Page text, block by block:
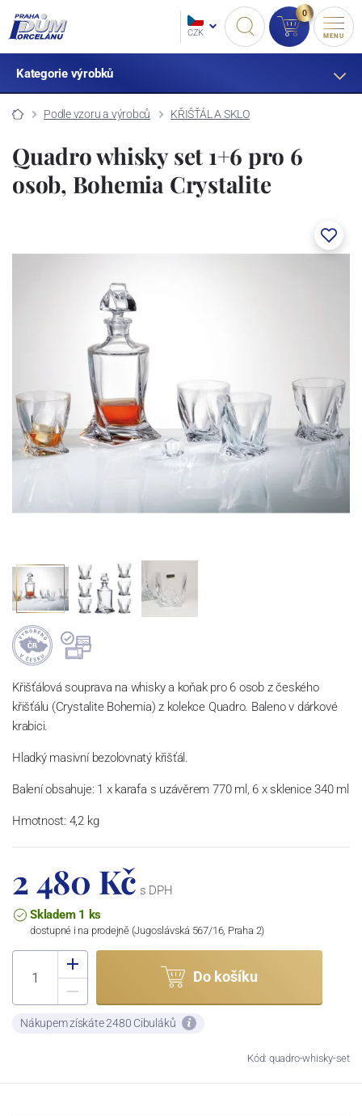
CZK
0
MENU
Kategorie výrobků
Podle vzoru a výrobců KŘIŠŤÁL A SKLO
Quadro whisky set 1+6 pro 6
osob, Bohemia Crystalite
Křišťálová souprava na whisky a koňak pro 6 osob z českého
křišťálu (Crystalite Bohemia) z kolekce Quadro. Baleno v dárkové
krabici.
Hladký masivní bezolovnatý křišťál.
Balení obsahuje: 1 x karafa s uzávěrem 770 ml, 6 x sklenice 340 ml
Hmotnost: 4,2 kg
2 480 Kč s DPH
Skladem 1 ks
dostupné i na prodejně (Jugoslávská 567/16, Praha 2)
Do košíku
Nákupem získáte 2480 Cibuláků
Kód: quadro-whisky-set